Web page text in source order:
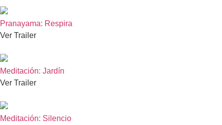
Pranayama: Respira
Ver Trailer
Meditación: Jardín
Ver Trailer
Meditación: Silencio